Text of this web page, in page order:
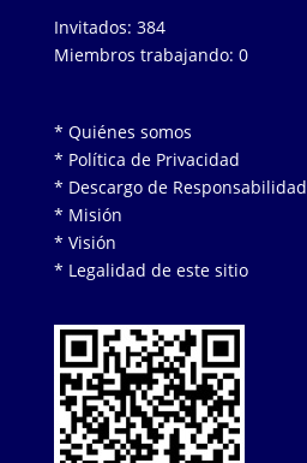
Invitados: 384
Miembros trabajando: 0
* Quiénes somos
* Política de Privacidad
* Descargo de Responsabilidad
* Misión
* Visión
* Legalidad de este sitio